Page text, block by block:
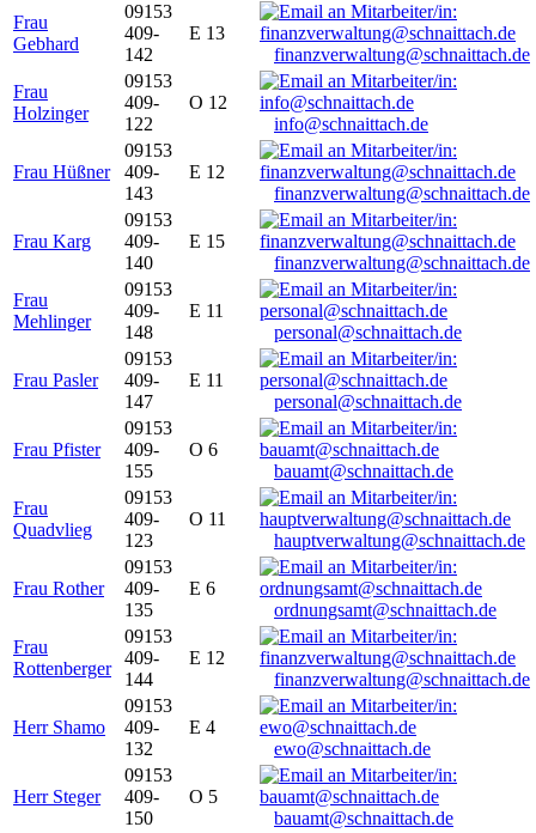
Frau
Gebhard
09153
409-
142
E 13
finanzverwaltung@schnaittach.de
Frau
Holzinger
09153
409-
122
O 12
info@schnaittach.de
Frau Hüßner
09153
409-
143
E 12
finanzverwaltung@schnaittach.de
Frau Karg
09153
409-
140
E 15
finanzverwaltung@schnaittach.de
Frau
Mehlinger
09153
409-
148
E 11
personal@schnaittach.de
Frau Pasler
09153
409-
147
E 11
personal@schnaittach.de
Frau Pfister
09153
409-
155
O 6
bauamt@schnaittach.de
Frau
Quadvlieg
09153
409-
123
O 11
hauptverwaltung@schnaittach.de
Frau Rother
09153
409-
135
E 6
ordnungsamt@schnaittach.de
Frau
Rottenberger
09153
409-
144
E 12
finanzverwaltung@schnaittach.de
Herr Shamo
09153
409-
132
E 4
ewo@schnaittach.de
Herr Steger
09153
409-
150
O 5
bauamt@schnaittach.de